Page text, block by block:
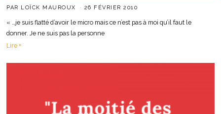
PAR LOÏCK MAUROUX 26 FÉVRIER 2010
« …je suis flatté d’avoir le micro mais ce n’est pas à moi qu’il faut le
donner. Je ne suis pas la personne
Lire +